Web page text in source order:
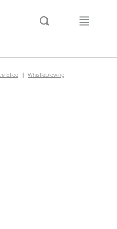
Etico | Whistleblowing